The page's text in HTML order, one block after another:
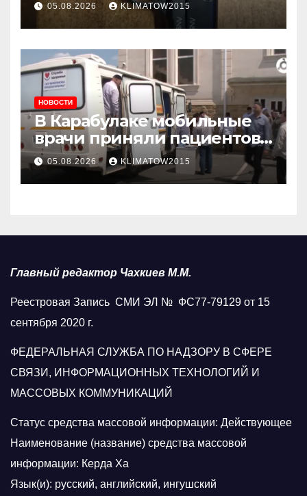
05.08.2026 KLIMATOW2015
НОВОСТИ
В Карабулаке мобильные
врачи приняли пациентов
у стен мечети
05.08.2026 KLIMATOW2015
Главный редактор Чахкиев М.М.
Реестровая Запись СМИ ЭЛ № ФС77-79129 от 15
сентября 2020 г.
ФЕДЕРАЛЬНАЯ СЛУЖБА ПО НАДЗОРУ В СФЕРЕ
СВЯЗИ, ИНФОРМАЦИОННЫХ ТЕХНОЛОГИЙ И
МАССОВЫХ КОММУНИКАЦИЙ
Статус средства массовой информации: Действующее
Наименование (название) средства массовой
информации: Керда Ха
Язык(и): русский, английский, ингушский